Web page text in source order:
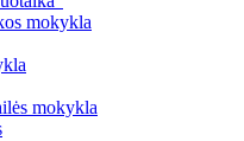
mokykla
mokykla